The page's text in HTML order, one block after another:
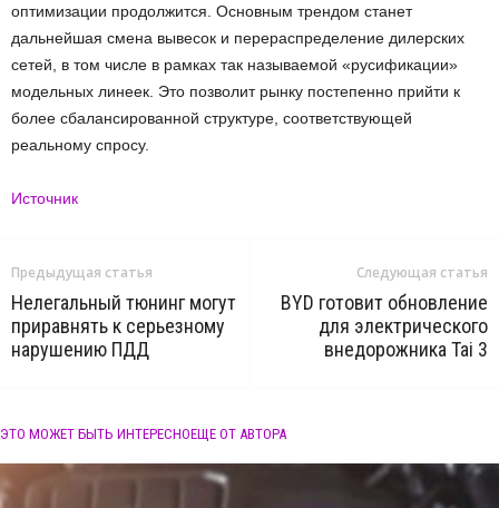
оптимизации продолжится. Основным трендом станет
дальнейшая смена вывесок и перераспределение дилерских
сетей, в том числе в рамках так называемой «русификации»
модельных линеек. Это позволит рынку постепенно прийти к
более сбалансированной структуре, соответствующей
реальному спросу.
Источник
Предыдущая статья
Нелегальный тюнинг могут
приравнять к серьезному
нарушению ПДД
Следующая статья
BYD готовит обновление
для электрического
внедорожника Tai 3
ЭТО МОЖЕТ БЫТЬ ИНТЕРЕСНОЕЩЕ ОТ АВТОРА